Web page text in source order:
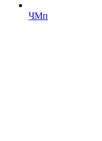
ЧМп